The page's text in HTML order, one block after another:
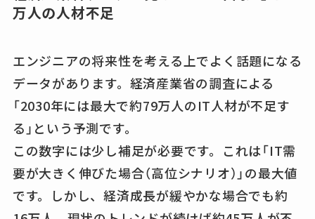
万人の人材不足
エンジニアの将来性を考える上でよく話題になる
データがあります。経済産業省の調査による
「2030年には最大で約79万人のIT人材が不足す
る」という予測です。
この数字には少し補足が必要です。これは「IT需
要が大きく伸びた場合（高位シナリオ）」の最大値
です。しかし、経済成長が緩やかな場合でも約